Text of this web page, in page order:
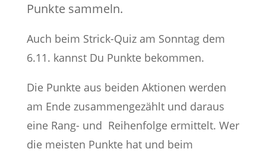
Punkte sammeln.
Auch beim Strick-Quiz am Sonntag dem
6.11. kannst Du Punkte bekommen.
Die Punkte aus beiden Aktionen werden
am Ende zusammengezählt und daraus
eine Rang- und Reihenfolge ermittelt. Wer
die meisten Punkte hat und beim